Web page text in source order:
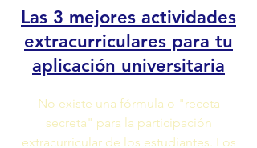
Las 3 mejores actividades
extracurriculares para tu
aplicación universitaria
No existe una fórmula o "receta
secreta" para la participación
extracurricular de los estudiantes. Los